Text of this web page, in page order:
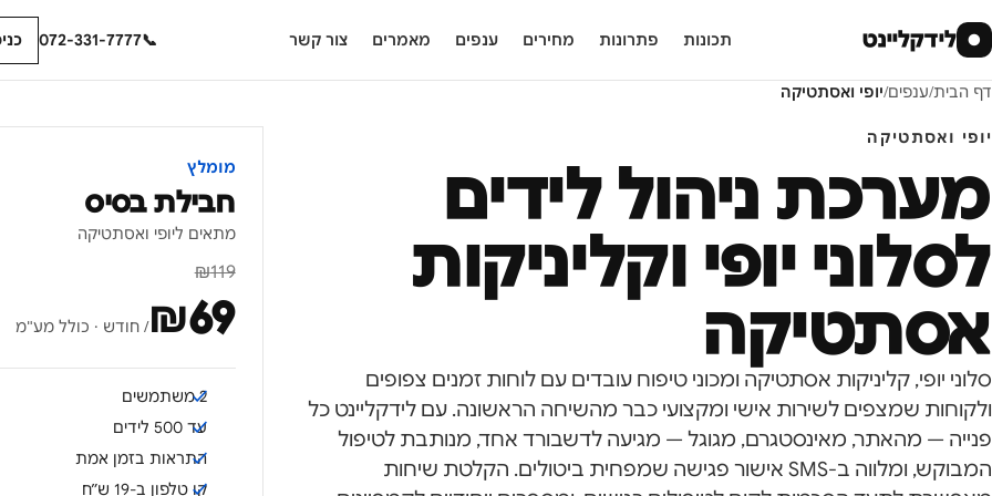
● לידקליינט תכונות פתרונות מחירים ענפים מאמרים צור קשר 📞
072-331-7777
דף הבית/ענפים/יופי ואסתטיקה
יופי ואסתטיקה
מערכת ניהול לידים
לסלוני יופי וקליניקות
אסתטיקה
סלוני יופי, קליניקות אסתטיקה ומכוני טיפוח עובדים עם לוחות זמנים צפופים
ולקוחות שמצפים לשירות אישי ומקצועי כבר מהשיחה הראשונה. עם לידקליינט כל
פנייה — מהאתר, מאינסטגרם, מגוגל — מגיעה לדשבורד אחד, מנותבת לטיפול
המבוקש, ומלווה ב-SMS אישור פגישה שמפחית ביטולים. הקלטת שיחות
מומלץ
חבילת בסיס
מתאים ליופי ואסתטיקה
₪119
₪69 / חודש · כולל מע"מ
2 משתמשים
עד 500 לידים
התראות בזמן אמת
קו טלפון ב-19 ש״ח